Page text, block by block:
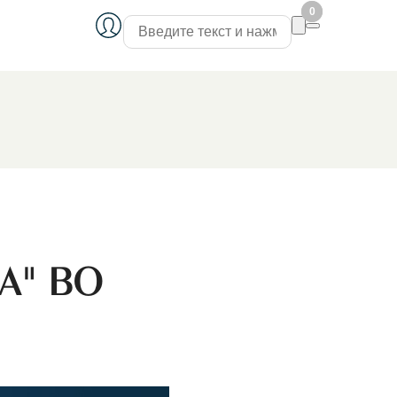
0
0
ВО